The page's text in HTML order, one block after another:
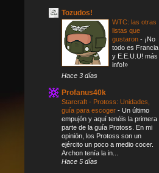
Tozudos!
WTC: las otras
listas que
gustaron - ¡No
todo es Francia
y E.E.U.U! más
info!»
Hace 3 días
Profanus40k
Starcraft - Protoss: Unidades,
guía para escoger - Un último
empujón y aquí tenéis la primera
parte de la guía Protoss. En mi
opinión, los Protoss son un
ejército un poco a medio cocer.
Archon tenía la in...
Hace 5 días